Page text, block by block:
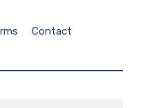
Contact